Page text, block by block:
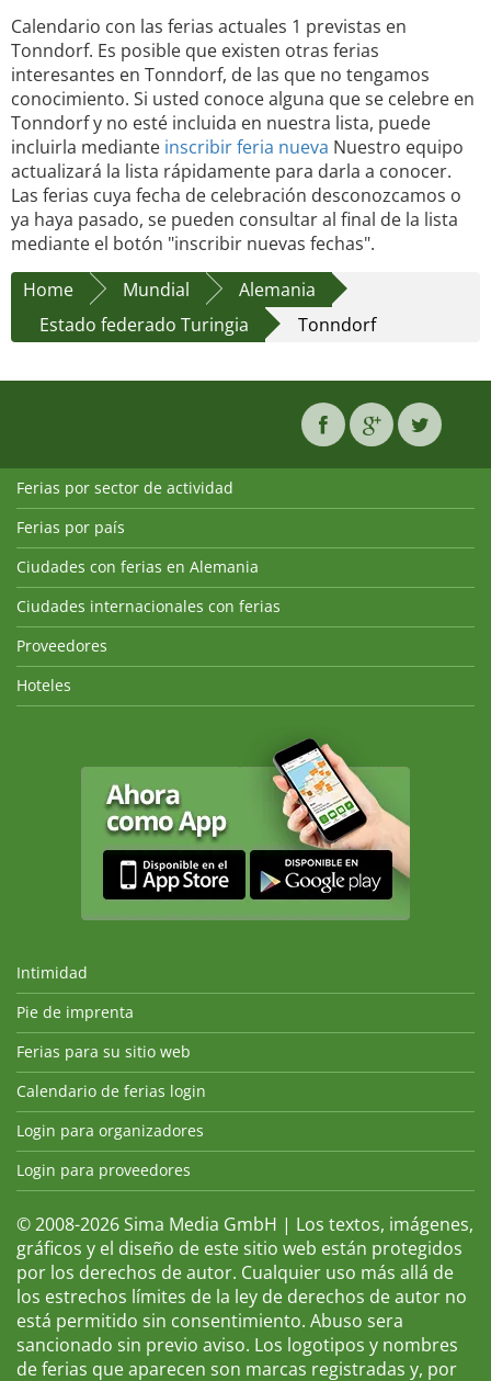
Calendario con las ferias actuales 1 previstas en
Tonndorf. Es posible que existen otras ferias
interesantes en Tonndorf, de las que no tengamos
conocimiento. Si usted conoce alguna que se celebre en
Tonndorf y no esté incluida en nuestra lista, puede
incluirla mediante inscribir feria nueva Nuestro equipo
actualizará la lista rápidamente para darla a conocer.
Las ferias cuya fecha de celebración desconozcamos o
ya haya pasado, se pueden consultar al final de la lista
mediante el botón "inscribir nuevas fechas".
Home
Mundial
Alemania
Estado federado Turingia
Tonndorf
Ferias por sector de actividad
Ferias por país
Ciudades con ferias en Alemania
Ciudades internacionales con ferias
Proveedores
Hoteles
Intimidad
Pie de imprenta
Ferias para su sitio web
Calendario de ferias login
Login para organizadores
Login para proveedores
© 2008-2026 Sima Media GmbH | Los textos, imágenes,
gráficos y el diseño de este sitio web están protegidos
por los derechos de autor. Cualquier uso más allá de
los estrechos límites de la ley de derechos de autor no
está permitido sin consentimiento. Abuso sera
sancionado sin previo aviso. Los logotipos y nombres
de ferias que aparecen son marcas registradas y, por